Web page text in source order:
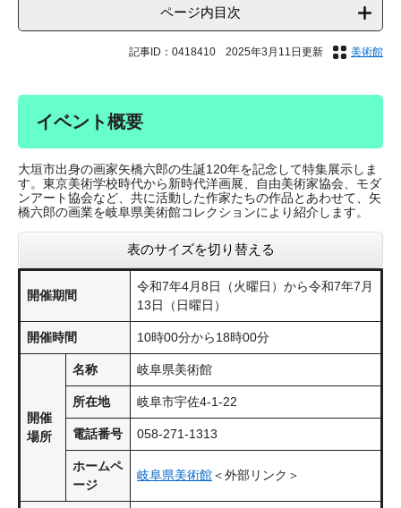
ページ内目次
記事ID：0418410 2025年3月11日更新 美術館
イベント概要
大垣市出身の画家矢橋六郎の生誕120年を記念して特集展示しま
す。東京美術学校時代から新時代洋画展、自由美術家協会、モダ
ンアート協会など、共に活動した作家たちの作品とあわせて、矢
橋六郎の画業を岐阜県美術館コレクションにより紹介します。
表のサイズを切り替える
開催期間
令和7年4月8日（火曜日）から令和7年7月
13日（日曜日）
開催時間 10時00分から18時00分
開催
場所
名称 岐阜県美術館
所在地 岐阜市宇佐4-1-22
電話番号 058-271-1313
ホームペ
ージ
岐阜県美術館​＜外部リンク＞